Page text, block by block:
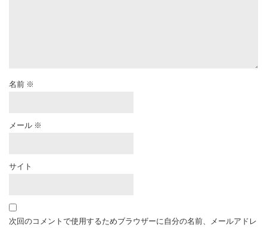
名前 ※
メール ※
サイト
次回のコメントで使用するためブラウザーに自分の名前、メールアドレ